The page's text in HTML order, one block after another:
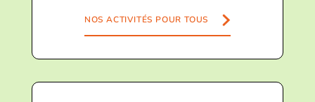
NOS ACTIVITÉS POUR TOUS